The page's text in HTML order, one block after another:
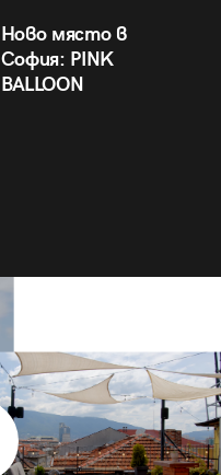
Ново място в
София: PINK
BALLOON